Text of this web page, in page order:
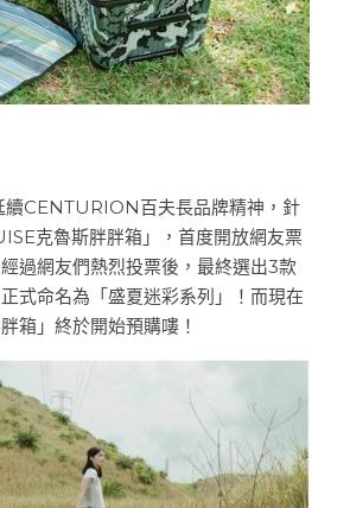
續CENTURION百夫長品牌精神，針
克魯斯胖胖箱」，首度開放網友票
過網友們熱烈投票後，最終選出3款
式命名為「盛夏迷彩系列」！而現在
箱」終於開始預購嘍！